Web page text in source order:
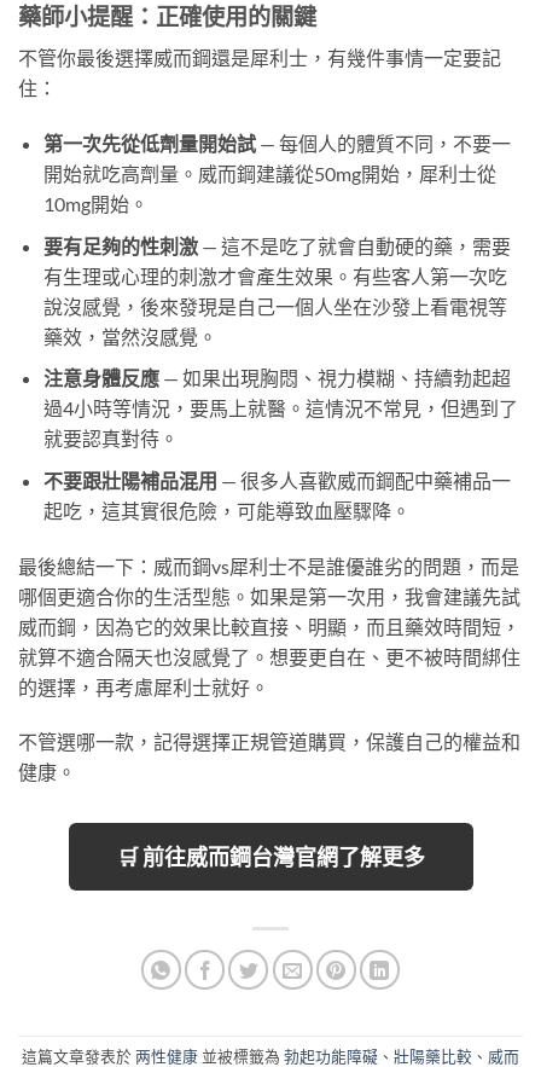
藥師小提醒：正確使用的關鍵
不管你最後選擇威而鋼還是犀利士，有幾件事情一定要記
住：
第一次先從低劑量開始試— 每個人的體質不同，不要一
開始就吃高劑量。威而鋼建議從50mg開始，犀利士從
10mg開始。
要有足夠的性刺激— 這不是吃了就會自動硬的藥，需要
有生理或心理的刺激才會產生效果。有些客人第一次吃
說沒感覺，後來發現是自己一個人坐在沙發上看電視等
藥效，當然沒感覺。
注意身體反應— 如果出現胸悶、視力模糊、持續勃起超
過4小時等情況，要馬上就醫。這情況不常見，但遇到了
就要認真對待。
不要跟壯陽補品混用 — 很多人喜歡威而鋼配中藥補品一
起吃，這其實很危險，可能導致血壓驟降。
最後總結一下：威而鋼vs犀利士不是誰優誰劣的問題，而是
哪個更適合你的生活型態。如果是第一次用，我會建議先試
威而鋼，因為它的效果比較直接、明顯，而且藥效時間短，
就算不適合隔天也沒感覺了。想要更自在、更不被時間綁住
的選擇，再考慮犀利士就好。
不管選哪一款，記得選擇正規管道購買，保護自己的權益和
健康。
🛒 前往威而鋼台灣官網了解更多
這篇文章發表於两性健康 並被標籤為 勃起功能障礙 、 壯陽藥比較 、 威而